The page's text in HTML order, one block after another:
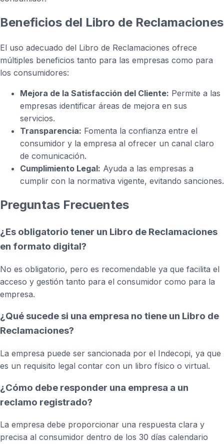
Beneficios del Libro de Reclamaciones
El uso adecuado del Libro de Reclamaciones ofrece
múltiples beneficios tanto para las empresas como para
los consumidores:
Mejora de la Satisfacción del Cliente: Permite a las
empresas identificar áreas de mejora en sus
servicios.
Transparencia: Fomenta la confianza entre el
consumidor y la empresa al ofrecer un canal claro
de comunicación.
Cumplimiento Legal: Ayuda a las empresas a
cumplir con la normativa vigente, evitando sanciones.
Preguntas Frecuentes
¿Es obligatorio tener un Libro de Reclamaciones
en formato digital?
No es obligatorio, pero es recomendable ya que facilita el
acceso y gestión tanto para el consumidor como para la
empresa.
¿Qué sucede si una empresa no tiene un Libro de
Reclamaciones?
La empresa puede ser sancionada por el Indecopi, ya que
es un requisito legal contar con un libro físico o virtual.
¿Cómo debe responder una empresa a un
reclamo registrado?
La empresa debe proporcionar una respuesta clara y
precisa al consumidor dentro de los 30 días calendario